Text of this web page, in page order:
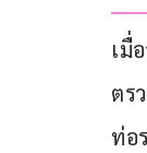
เมื่
ตร
ท่อ